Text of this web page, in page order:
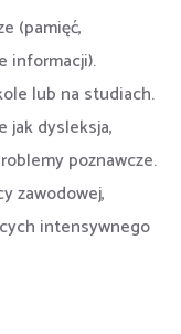
(pamięć,
informacji).
lub na studiach.
jak dysleksja,
poznawcze.
zawodowej,
intensywnego